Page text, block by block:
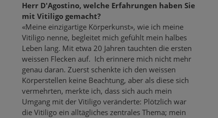
Herr D'Agostino, welche Erfahrungen haben Sie
mit Vitiligo gemacht?
«Meine einzigartige Körperkunst», wie ich meine
Vitiligo nenne, begleitet mich gefühlt mein halbes
Leben lang. Mit etwa 20 Jahren tauchten die ersten
weissen Flecken auf. Ich erinnere mich nicht mehr
genau daran. Zuerst schenkte ich den weissen
Körperstellen keine Beachtung, aber als diese sich
vermehrten, merkte ich, dass sich auch mein
Umgang mit der Vitiligo veränderte: Plötzlich war
die Vitiligo ein alltägliches zentrales Thema; mein